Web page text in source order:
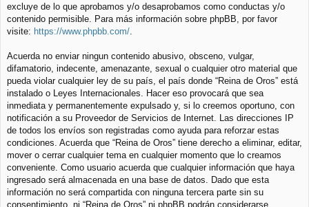
excluye de lo que aprobamos y/o desaprobamos como conductas y/o
contenido permisible. Para más información sobre phpBB, por favor
visite: https://www.phpbb.com/
Acuerda no enviar ningun contenido abusivo, obsceno, vulgar,
difamatorio, indecente, amenazante, sexual o cualquier otro material que
pueda violar cualquier ley de su país, el país donde “Reina de Oros” está
instalado o Leyes Internacionales. Hacer eso provocará que sea
inmediata y permanentemente expulsado y, si lo creemos oportuno, con
notificación a su Proveedor de Servicios de Internet. Las direcciones IP
de todos los envíos son registradas como ayuda para reforzar estas
condiciones. Acuerda que “Reina de Oros” tiene derecho a eliminar, editar,
mover o cerrar cualquier tema en cualquier momento que lo creamos
conveniente. Como usuario acuerda que cualquier información que haya
ingresado será almacenada en una base de datos. Dado que esta
información no será compartida con ninguna tercera parte sin su
consentimiento, ni “Reina de Oros” ni phpBB podrán considerarse